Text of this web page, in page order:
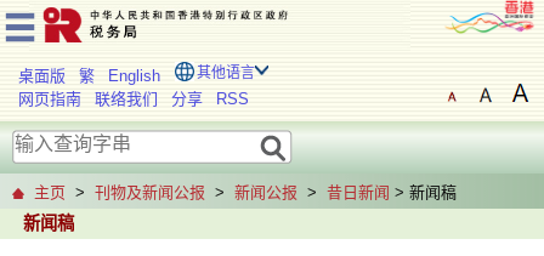
桌面版 繁 English 其他语言
网页指南 联络我们 分享 RSS
主页 > 刊物及新闻公报 > 新闻公报 > 昔日新闻 > 新闻稿
新闻稿